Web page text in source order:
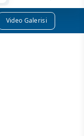
Video Galerisi